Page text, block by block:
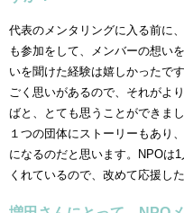
代表のメンタリングに入る前に
も参加をして、メンバーの想い
いを聞けた経験は嬉しかったで
ごく思いがあるので、それがよ
ばと、とても思うことができまし
１つの団体にストーリーもあり
になるのだと思います。NPOは
くれているので、改めて応援し